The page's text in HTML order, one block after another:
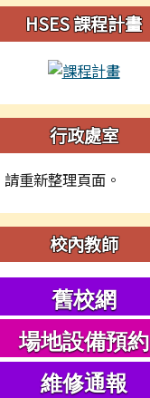
HSES 課程計畫
行政處室
重新整理頁面。
校內教師
舊校網
場地設備預約
維修通報